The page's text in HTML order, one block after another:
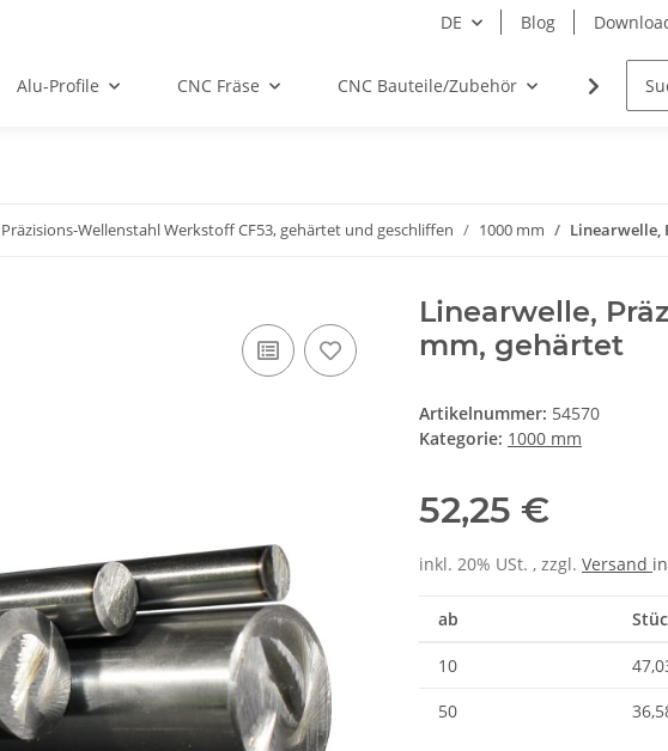
DE Blog
Alu-Profile CNC Fräse CNC Bauteile/Zubehör Elektro
Präzisions-Wellenstahl Werkstoff CF53, gehärtet und geschliffen 1000 mm Linearwelle,
Linearwelle,
mm, gehärtet
Artikelnummer: 54570
Kategorie: 1000 mm
52,25 €
inkl. 20% USt. , zzgl. Versand
ab
10
50